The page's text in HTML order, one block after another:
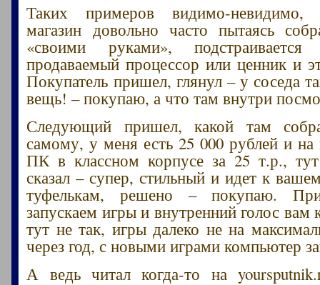
Таких примеров видимо-невидимо,
магазин довольно часто пытаясь
«своими руками»,
продаваемый процессор или ценник и
Покупатель пришел, глянул – у соседа
вещь! – покупаю, а что там внутри
Следующий пришел, какой там
самому, у меня есть 25 000 рублей и на
ПК в классном корпусе за 25 т.р.,
сказал – супер, стильный и идет к
туфелькам, решено – покупаю.
запускаем игры и внутренний голос вам
тут не так, игры далеко не на
через год, с новыми играми компьютер
А ведь читал когда-то на